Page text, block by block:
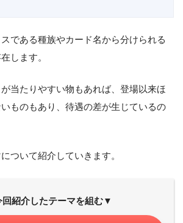
である種族やカード名から分けられる
します。
当たりやすい物もあれば、登場以来ほ
ものもあり、待遇の差が生じているの
ついて紹介していきます。
紹介したテーマを組む▼